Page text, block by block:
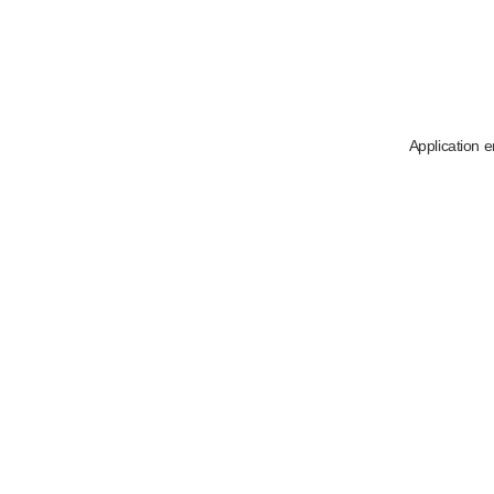
Application